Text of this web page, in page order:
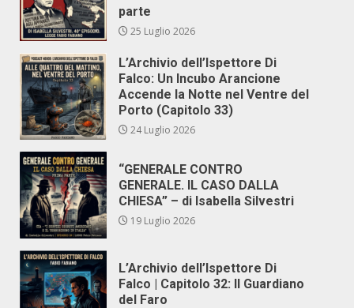
parte
25 Luglio 2026
L’Archivio dell’Ispettore Di
Falco: Un Incubo Arancione
Accende la Notte nel Ventre del
Porto (Capitolo 33)
24 Luglio 2026
“GENERALE CONTRO
GENERALE. IL CASO DALLA
CHIESA” – di Isabella Silvestri
19 Luglio 2026
L’Archivio dell’Ispettore Di
Falco | Capitolo 32: Il Guardiano
del Faro